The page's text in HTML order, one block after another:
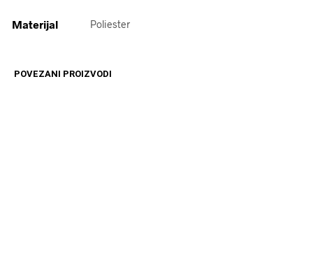
Materijal Poliester
POVEZANI PROIZVODI